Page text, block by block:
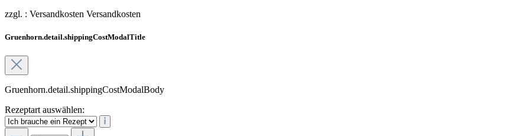
zzgl. : Versandkosten Versandkosten
Gruenhorn.detail.shippingCostModalTitle
Gruenhorn.detail.shippingCostModalBody
Rezeptart auswählen: